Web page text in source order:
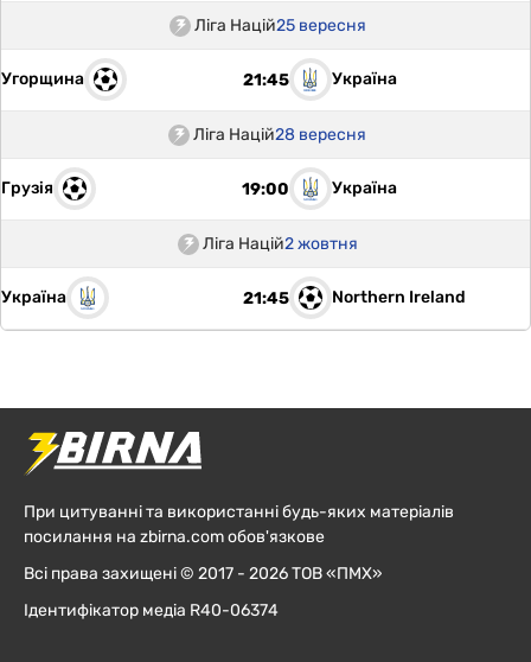
Ліга Націй25 вересня
Угорщина 21:45 Україна
Ліга Націй28 вересня
Грузія 19:00 Україна
Ліга Націй2 жовтня
Україна 21:45 Northern Ireland
При цитуванні та використанні будь-яких матеріалів
посилання на zbirna.com обов'язкове
Всі права захищені © 2017 - 2026 ТОВ «ПМХ»
Ідентифікатор медіа R40-06374